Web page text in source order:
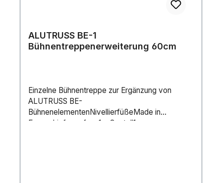
ALUTRUSS BE-1
Bühnentreppenerweiterung 60cm
Einzelne Bühnentreppe zur Ergänzung von
ALUTRUSS BE-
BühnenelementenNivellierfüßeMade in
EuropeLieferumfang1 x Gestell1 x